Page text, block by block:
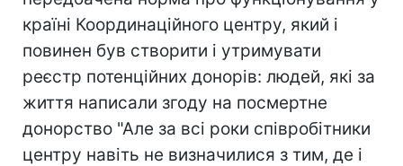
країні Координаційного центру, який і
повинен був створити і утримувати
реєстр потенційних донорів: людей, які за
життя написали згоду на посмертне
донорство "Але за всі роки співробітники
центру навіть не визначилися з тим, де і